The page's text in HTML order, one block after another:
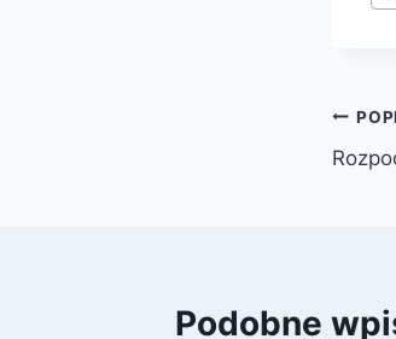
Podobne